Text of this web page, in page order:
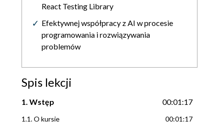
React Testing Library
Efektywnej współpracy z AI w procesie
programowania i rozwiązywania
problemów
Spis lekcji
1. Wstęp 00:01:17
1.1. O kursie 00:01:17